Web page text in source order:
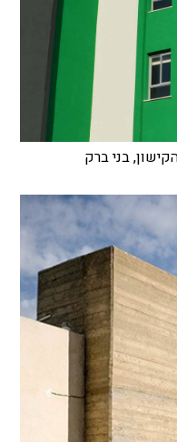
בני ברק